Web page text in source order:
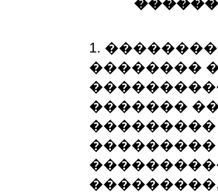
1.
��������
�������